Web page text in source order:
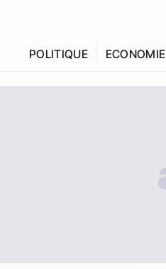
POLITIQUE ECONOMIE